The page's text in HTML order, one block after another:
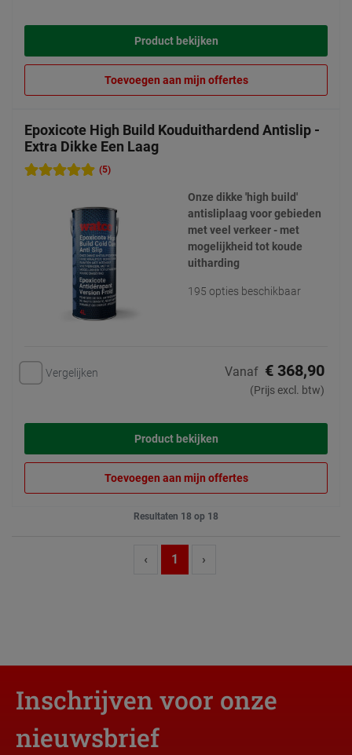
Product bekijken
Toevoegen aan mijn offertes
Epoxicote High Build Kouduithardend Antislip -
Extra Dikke Een Laag
(5)
Onze dikke 'high build'
antisliplaag voor gebieden
met veel verkeer - met
mogelijkheid tot koude
uitharding
195 opties beschikbaar
Vergelijken Vanaf € 368,90
(Prijs excl. btw)
Product bekijken
Toevoegen aan mijn offertes
Resultaten 18 op 18
‹ 1 ›
Inschrijven voor onze
nieuwsbrief